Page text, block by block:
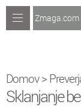
Recepti
Naredi sam
Zmaga.com
Domov>
Sklanjanje